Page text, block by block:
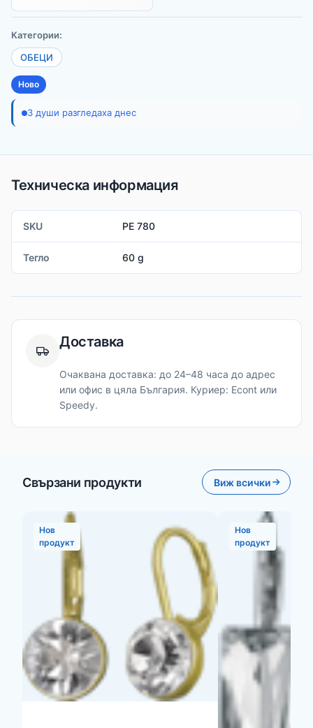
Категории:
ОБЕЦИ
Ново
3 души разгледаха днес
Техническа информация
SKU PE 780
Тегло 60 g
Доставка
Очаквана доставка: до 24–48 часа до адрес
или офис в цяла България. Куриер: Econt или
Speedy.
Свързани продукти Виж всички
Нов
продукт
Нов
продукт